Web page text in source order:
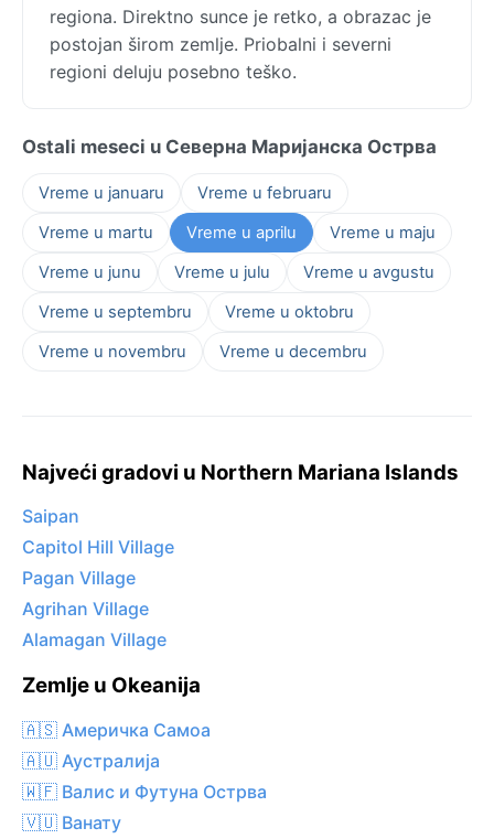
regiona. Direktno sunce je retko, a obrazac je
postojan širom zemlje. Priobalni i severni
regioni deluju posebno teško.
Ostali meseci u Северна Маријанска Острва
Vreme u januaru
Vreme u februaru
Vreme u martu
Vreme u aprilu
Vreme u maju
Vreme u junu
Vreme u julu
Vreme u avgustu
Vreme u septembru
Vreme u oktobru
Vreme u novembru
Vreme u decembru
Najveći gradovi u Northern Mariana Islands
Saipan
Capitol Hill Village
Pagan Village
Agrihan Village
Alamagan Village
Zemlje u Okeanija
🇦🇸 Америчка Самоа
🇦🇺 Аустралија
🇼🇫 Валис и Футуна Острва
🇻🇺 Ванату